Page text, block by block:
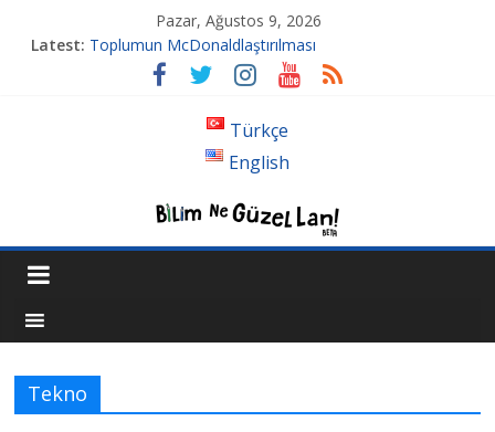
Pazar, Ağustos 9, 2026
Latest: Toplumun McDonaldlaştırılması
Tansiyon İlacı Derken Nerelere Geldik
Genetiği Değiştirilmiş Sivrisinekler Florida’da
Ahlakın Karanlık Yüzü: Şiddet ve Sosyopolitik İnançlar
Acı Kaybımız Pınar Boyraz
Türkçe
English
Tekno